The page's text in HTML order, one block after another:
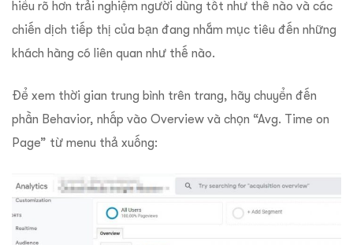
hiểu rõ hơn trải nghiệm người dùng tốt như thế nào và các
chiến dịch tiếp thị của bạn đang nhắm mục tiêu đến những
khách hàng có liên quan như thế nào.
Để xem thời gian trung bình trên trang, hãy chuyển đến
phần Behavior, nhấp vào Overview và chọn “Avg. Time on
Page” từ menu thả xuống: